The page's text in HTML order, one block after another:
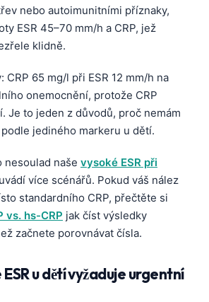
nebo autoimunitními příznaky,
ESR 45–70 mm/h a CRP, jež
klidně.
CRP 65 mg/l při ESR 12 mm/h na
onemocnění, protože CRP
Je to jeden z důvodů, proč nemám
jediného markeru u dětí.
nesoulad naše vysoké ESR při
uvádí více scénářů. Pokud váš nález
standardního CRP, přečtěte si
vs. hs-CRP jak číst výsledky
začnete porovnávat čísla.
u dětí vyžaduje urgentní